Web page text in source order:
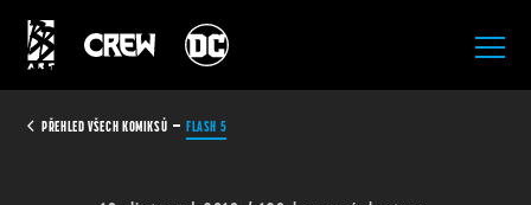
PŘEHLED VŠECH KOMIKSŮ FLASH 5